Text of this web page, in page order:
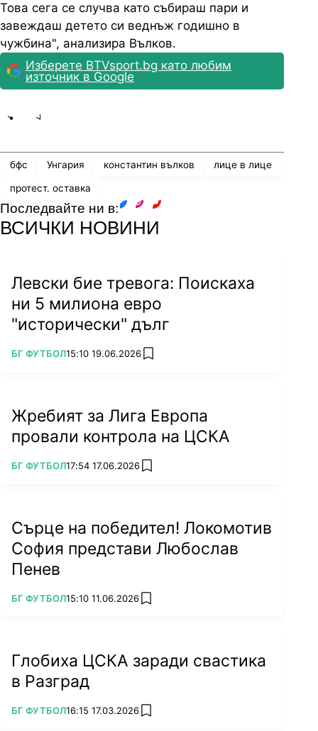
Това сега се случва като събираш пари и
завеждаш детето си веднъж годишно в
чужбина", анализира Вълков.
Изберете BTVsport.bg като любим
източник в Google
бфс Унгария константин вълков лице в лице
протест. оставка
Последвайте ни в:
ВСИЧКИ НОВИНИ
Левски бие тревога: Поискаха
ни 5 милиона евро
"исторически" дълг
ПОВЕЧЕ ОТ
БГ ФУТБОЛ15:10 19.06.2026 add favorites
Жребият за Лига Европа
провали контрола на ЦСКА
ПОВЕЧЕ ОТ
БГ ФУТБОЛ17:54 17.06.2026 add favorites
Сърце на победител! Локомотив
София представи Любослав
Пенев
ПОВЕЧЕ ОТ
БГ ФУТБОЛ15:10 11.06.2026 add favorites
Глобиха ЦСКА заради свастика
в Разград
ПОВЕЧЕ ОТ
БГ ФУТБОЛ16:15 17.03.2026 add favorites